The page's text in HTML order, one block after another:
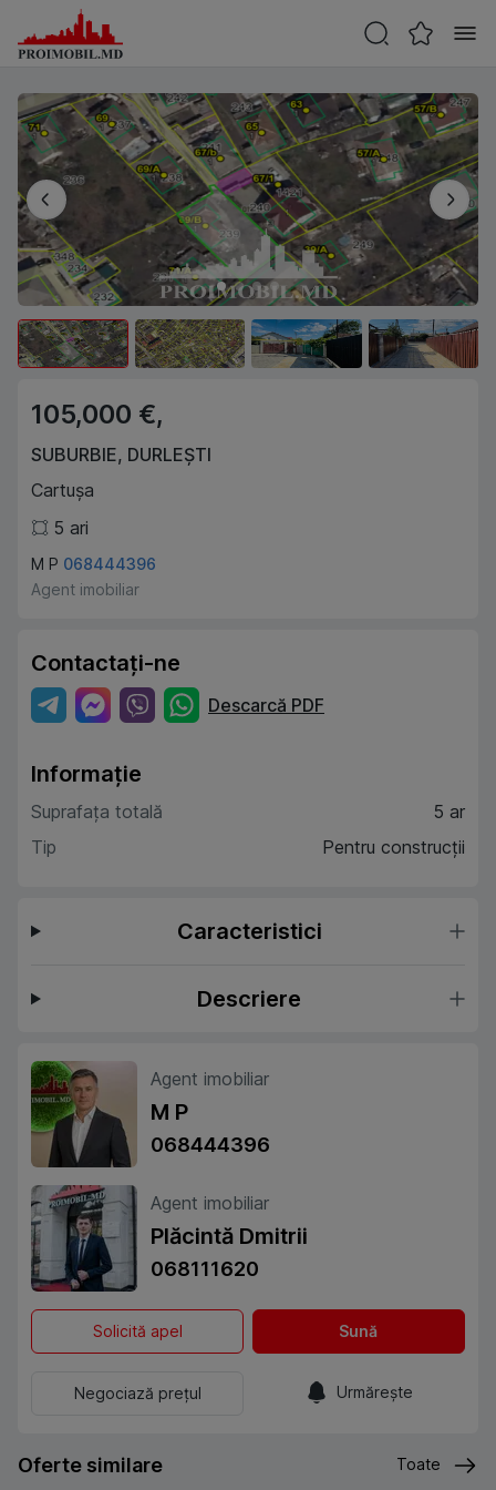
105,000 €,
SUBURBIE, DURLEȘTI
Cartușa
5 ari
M P 068444396
Agent imobiliar
Contactați-ne
Descarcă PDF
Informație
Suprafața totală
5 ar
Tip
Pentru construcții
Caracteristici
Descriere
Agent imobiliar
M P
068444396
Agent imobiliar
Plăcintă Dmitrii
068111620
Solicită apel Sună
Negociază prețul Urmărește
Oferte similare Toate